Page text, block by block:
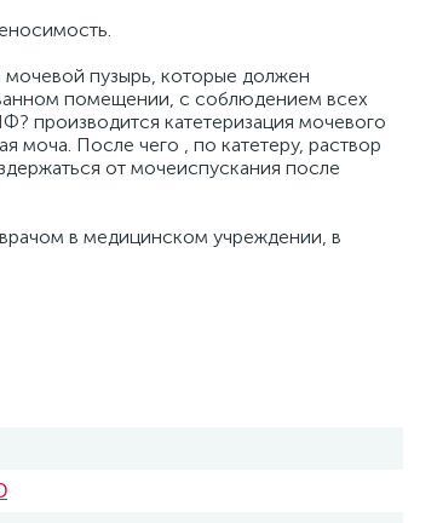
пузырь, которые должен
помещении, с соблюдением всех
производится катетеризация мочевого
моча. После чего , по катетеру, раствор
от мочеиспускания после
в медицинском учреждении, в